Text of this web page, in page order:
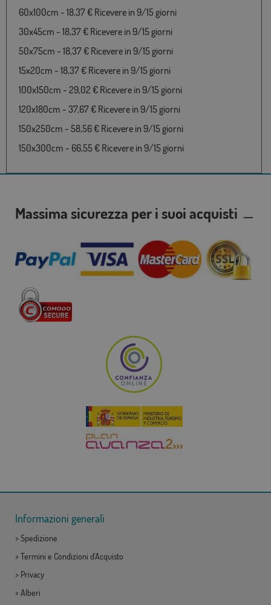
60x100cm - 18,37 € Ricevere in 9/15 giorni
30x45cm - 18,37 € Ricevere in 9/15 giorni
50x75cm - 18,37 € Ricevere in 9/15 giorni
15x20cm - 18,37 € Ricevere in 9/15 giorni
100x150cm - 29,02 € Ricevere in 9/15 giorni
120x180cm - 37,67 € Ricevere in 9/15 giorni
150x250cm - 58,56 € Ricevere in 9/15 giorni
150x300cm - 66,55 € Ricevere in 9/15 giorni
Massima sicurezza per i suoi acquisti
Informazioni generali
> Spedizione
> Termini e Condizioni d'Acquisto
> Privacy
> Alberi